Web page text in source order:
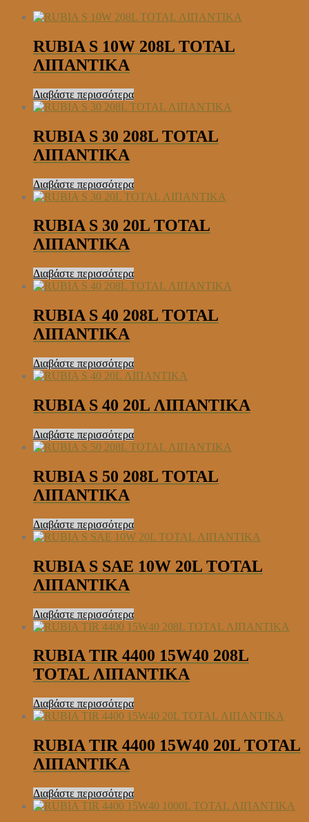
RUBIA S 10W 208L TOTAL
ΛΙΠΑΝΤΙΚΑ
Διαβάστε περισσότερα
RUBIA S 30 208L TOTAL
ΛΙΠΑΝΤΙΚΑ
Διαβάστε περισσότερα
RUBIA S 30 20L TOTAL
ΛΙΠΑΝΤΙΚΑ
Διαβάστε περισσότερα
RUBIA S 40 208L TOTAL
ΛΙΠΑΝΤΙΚΑ
Διαβάστε περισσότερα
RUBIA S 40 20L ΛΙΠΑΝΤΙΚΑ
Διαβάστε περισσότερα
RUBIA S 50 208L TOTAL
ΛΙΠΑΝΤΙΚΑ
Διαβάστε περισσότερα
RUBIA S SAE 10W 20L TOTAL
ΛΙΠΑΝΤΙΚΑ
Διαβάστε περισσότερα
RUBIA TIR 4400 15W40 208L
TOTAL ΛΙΠΑΝΤΙΚΑ
Διαβάστε περισσότερα
RUBIA TIR 4400 15W40 20L TOTAL
ΛΙΠΑΝΤΙΚΑ
Διαβάστε περισσότερα